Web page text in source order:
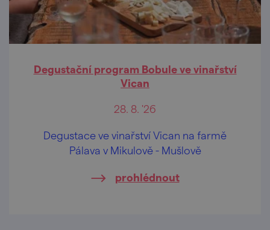
Degustační program Bobule ve vinařství
Vican
28. 8. '26
Degustace ve vinařství Vican na farmě
Pálava v Mikulově - Mušlově
prohlédnout